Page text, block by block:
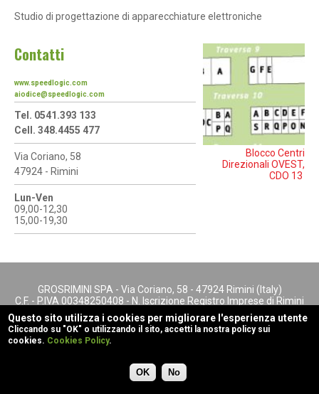
Studio di progettazione di apparecchiature elettroniche
Contatti
www.speedlogic.com
aiodice@speedlogic.com
Tel. 0541.393 133
Cell. 348.4455 477
Via Coriano, 58
47924 - Rimini
Lun-Ven
09,00-12,30
15,00-19,30
Blocco Centri
Direzionali OVEST,
CDO 13
GROSRIMINI SPA - Via Coriano, 58 - 47924 Rimini (Italy)
C.F. - P.IVA 00348250408 - N. Iscrizione Registro Imprese di Rimini
- REA n. 147622
footer menu
Rubiko
Questo sito utilizza i cookies per migliorare l'esperienza utente
Cliccando su "OK" o utilizzando il sito, accetti la nostra policy sui
cookies. Cookies Policy.
OK No